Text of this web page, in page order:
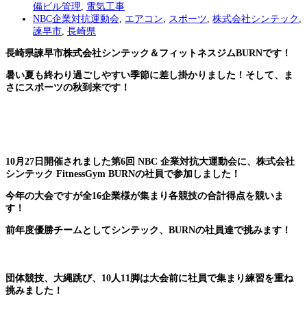
備ビル管理
電気工事
NBC企業対抗運動会 エアコン スポーツ 株式会社シンテック
諫早市 長崎県
長崎県諫早市株式会社シンテック＆フィットネスジムBURNです！
暑い夏も終わり過ごしやすい季節に差し掛かりました！そして、ま
さにスポーツの秋到来です！
10月27日開催されました第6回 NBC 企業対抗大運動会に、株式会社
シンテック FitnessGym BURNの社員で参加しました！
今年の大会ですが全16企業様が集まり各競技の合計得点を競いま
す！
前年度優勝チームとしてシンテック、BURNの社員達で挑みます！
団体競技、大縄跳び、10人11脚は大会前に社員で集まり練習を重ね
挑みました！